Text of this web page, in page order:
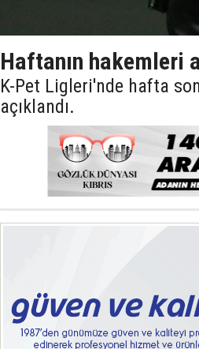
Haftanın hakemleri
K-Pet Ligleri'nde hafta
açıklandı.